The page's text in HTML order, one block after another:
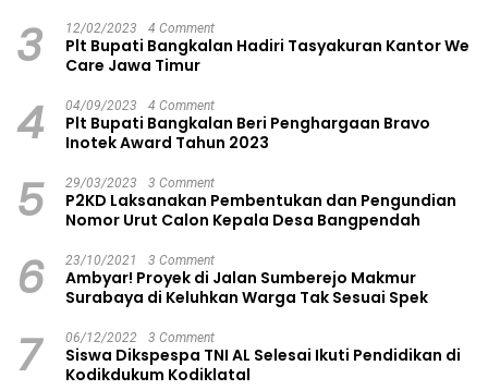
3 12/02/2023 4 Comment
Plt Bupati Bangkalan Hadiri Tasyakuran Kantor We
Care Jawa Timur
4 04/09/2023 4 Comment
Plt Bupati Bangkalan Beri Penghargaan Bravo
Inotek Award Tahun 2023
5 29/03/2023 3 Comment
P2KD Laksanakan Pembentukan dan Pengundian
Nomor Urut Calon Kepala Desa Bangpendah
6 23/10/2021 3 Comment
Ambyar! Proyek di Jalan Sumberejo Makmur
Surabaya di Keluhkan Warga Tak Sesuai Spek
7 06/12/2022 3 Comment
Siswa Dikspespa TNI AL Selesai Ikuti Pendidikan di
Kodikdukum Kodiklatal